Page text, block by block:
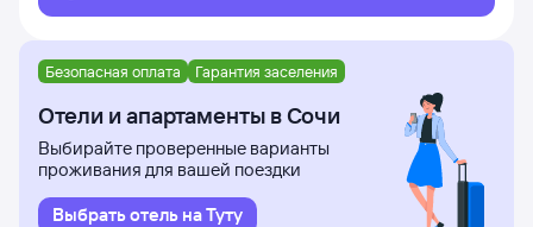
Сочи
Безопасная оплата Гарантия заселения
Отели и апартаменты в Сочи
Выбирайте проверенные варианты
проживания для вашей поездки
Выбрать отель на Туту